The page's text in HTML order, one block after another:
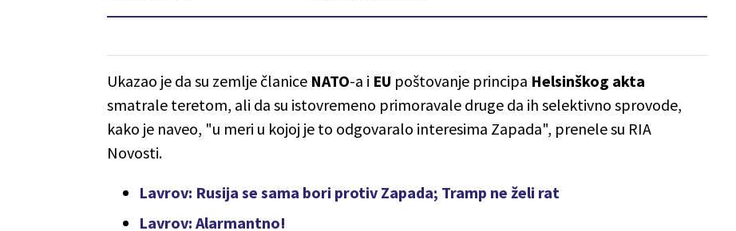
Ukazao je da su zemlje članice NATO-a i EU poštovanje principa Helsinškog akta
smatrale teretom, ali da su istovremeno primoravale druge da ih selektivno sprovode,
kako je naveo, "u meri u kojoj je to odgovaralo interesima Zapada", prenele su RIA
Novosti.
Lavrov: Rusija se sama bori protiv Zapada; Tramp ne želi rat
Lavrov: Alarmantno!